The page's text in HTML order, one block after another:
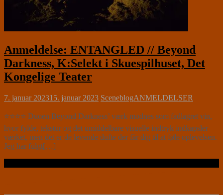
Anmeldelse: ENTANGLED // Beyond
Darkness, K:Selekt i Skuespilhuset, Det
Kongelige Teater
7. januar 202315. januar 2023 SceneblogANMELDELSER
⭐⭐⭐⭐ Duoen Beyond Darkness’ værk modnes som fadlagret vin,
hvor fylde, tekstur og det umiddelbare visuelle indtryk indkapsler
værket, men det er de levende dufte der får dig til at føle oplevelsen.
Jeg har fulgt[…]